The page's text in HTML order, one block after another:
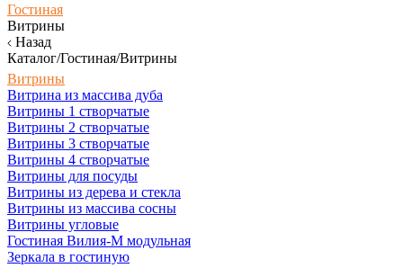
Гостиная
Витрины
Назад
Каталог/Гостиная/Витрины
Витрины
Витрина из массива дуба
Витрины 1 створчатые
Витрины 2 створчатые
Витрины 3 створчатые
Витрины 4 створчатые
Витрины для посуды
Витрины из дерева и стекла
Витрины из массива сосны
Витрины угловые
Гостиная Вилия-М модульная
Зеркала в гостиную